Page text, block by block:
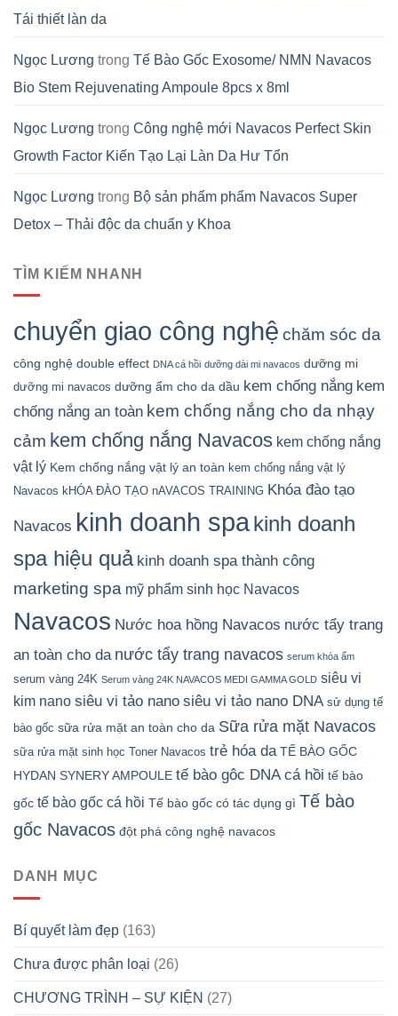
Tái thiết làn da
Ngọc Lương trong Tế Bào Gốc Exosome/ NMN Navacos
Bio Stem Rejuvenating Ampoule 8pcs x 8ml
Ngọc Lương trong Công nghệ mới Navacos Perfect Skin
Growth Factor Kiến Tạo Lại Làn Da Hư Tổn
Ngọc Lương trong Bộ sản phẩm phẩm Navacos Super
Detox – Thải độc da chuẩn y Khoa
TÌM KIẾM NHANH
chuyển giao công nghệ chăm sóc da
công nghệ double effect DNA cá hồi dưỡng dài mi navacos dưỡng mi
dưỡng mi navacos dưỡng ẩm cho da dầu kem chống nắng kem
chống nắng an toàn kem chống nắng cho da nhạy
cảm kem chống nắng Navacos kem chống nắng
vật lý Kem chống nắng vật lý an toàn kem chống nắng vật lý
Navacos kHÓA ĐÀO TẠO nAVACOS TRAINING Khóa đào tạo
Navacos kinh doanh spa kinh doanh
spa hiệu quả kinh doanh spa thành công
marketing spa mỹ phẩm sinh học Navacos
Navacos Nước hoa hồng Navacos nước tẩy trang
an toàn cho da nước tẩy trang navacos serum khóa ẩm
serum vàng 24K Serum vàng 24K NAVACOS MEDI GAMMA GOLD siêu vi
kim nano siêu vi tảo nano siêu vi tảo nano DNA sử dụng tế
bào gốc sữa rửa mặt an toàn cho da Sữa rửa mặt Navacos
sữa rửa mặt sinh học Toner Navacos trẻ hóa da TẾ BÀO GỐC
HYDAN SYNERY AMPOULE tế bào gôc DNA cá hồi tế bào
gốc tế bào gốc cá hồi Tế bào gốc có tác dụng gì Tế bào
gốc Navacos đột phá công nghệ navacos
DANH MỤC
Bí quyết làm đẹp (163)
Chưa được phân loại (26)
CHƯƠNG TRÌNH – SỰ KIỆN (27)